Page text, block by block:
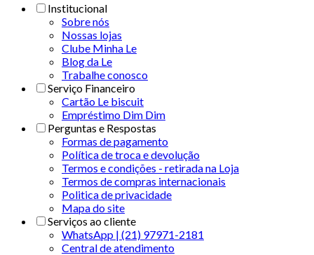
Institucional
Sobre nós
Nossas lojas
Clube Minha Le
Blog da Le
Trabalhe conosco
Serviço Financeiro
Cartão Le biscuit
Empréstimo Dim Dim
Perguntas e Respostas
Formas de pagamento
Política de troca e devolução
Termos e condições - retirada na Loja
Termos de compras internacionais
Politica de privacidade
Mapa do site
Serviços ao cliente
WhatsApp | (21) 97971-2181
Central de atendimento